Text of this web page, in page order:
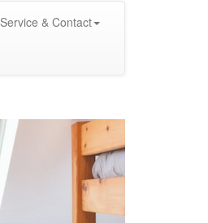
Service & Contact